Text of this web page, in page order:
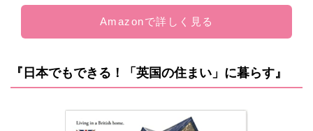
Amazonで詳しく見る
『日本でもできる！「英国の住まい」に暮らす』